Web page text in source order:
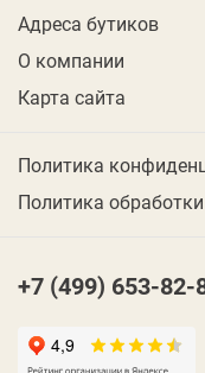
Адреса бутиков
О компании
Карта сайта
Политика
Политика
+7 (499) 653-82-